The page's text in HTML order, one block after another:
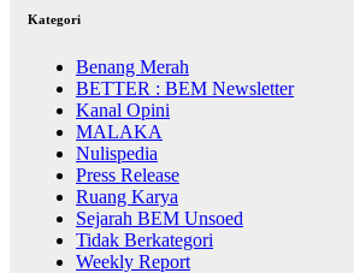
Kategori
Benang Merah
BETTER : BEM Newsletter
Kanal Opini
MALAKA
Nulispedia
Press Release
Ruang Karya
Sejarah BEM Unsoed
Tidak Berkategori
Weekly Report